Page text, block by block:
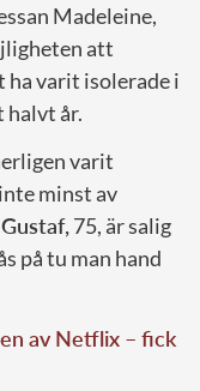
Madeleine,
att
ha varit isolerade i
halvt år.
varit
minst av
75, är salig
på tu man hand
av Netflix – fick